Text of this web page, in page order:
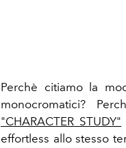
Perchè citiamo la
monocromatici?
"CHARACTER STUDY"
effortless allo stesso